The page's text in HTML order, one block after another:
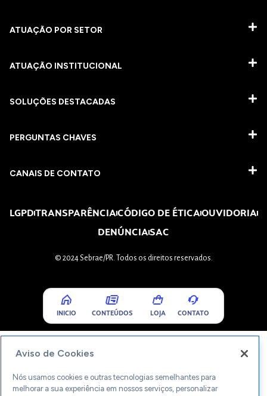
ATUAÇÃO POR SETOR
ATUAÇÃO INSTITUCIONAL
SOLUÇÕES DESTACADAS
PERGUNTAS CHAVES​
CANAIS DE CONTATO
LGPDTRANSPARÊNCIACÓDIGO DE ÉTICAOUVIDORIA
DENÚNCIASAC
© 2024 Sebrae/PR. Todos os direitos reservados.
INICIO CONTEÚDOS LOJA CONTATO
Aviso de Cookies
Nós usamos cookies e outras tecnologias semelhantes para
melhorar a sua experiência em nossos serviços, personalizar